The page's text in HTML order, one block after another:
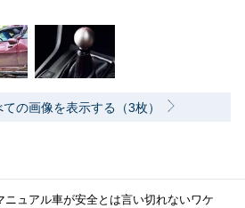
の画像を表示する（3枚）
ニュアル車が安全とは言い切れないワケ